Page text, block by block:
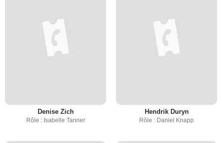
Denise Zich
Rôle : Isabelle Tanner
Hendrik Duryn
Rôle : Daniel Knapp